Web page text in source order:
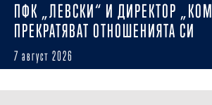
ПФК „ЛЕВСКИ“ И ДИРЕКТОР
ПРЕКРАТЯВАТ ОТНОШЕНИЯТА СИ
7 август 2026